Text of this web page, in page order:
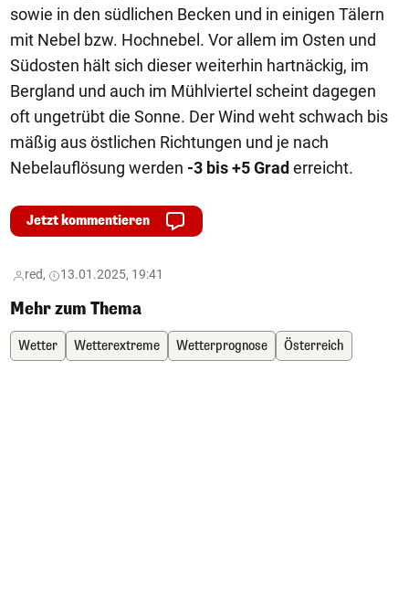
sowie in den südlichen Becken und in einigen Tälern
mit Nebel bzw. Hochnebel. Vor allem im Osten und
Südosten hält sich dieser weiterhin hartnäckig, im
Bergland und auch im Mühlviertel scheint dagegen
oft ungetrübt die Sonne. Der Wind weht schwach bis
mäßig aus östlichen Richtungen und je nach
Nebelauflösung werden -3 bis +5 Grad erreicht.
Jetzt kommentieren
red, 13.01.2025, 19:41
Mehr zum Thema
Wetter Wetterextreme Wetterprognose Österreich